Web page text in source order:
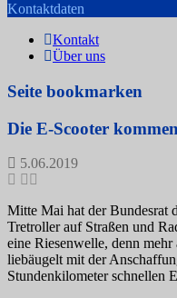
Kontaktdaten
Kontakt
Über uns
Seite bookmarken
Die E-Scooter
5.06.2019
Mitte Mai hat der Bundesrat
Tretroller auf Straßen und
eine Riesenwelle, denn
liebäugelt mit der
Stundenkilometer schnellen